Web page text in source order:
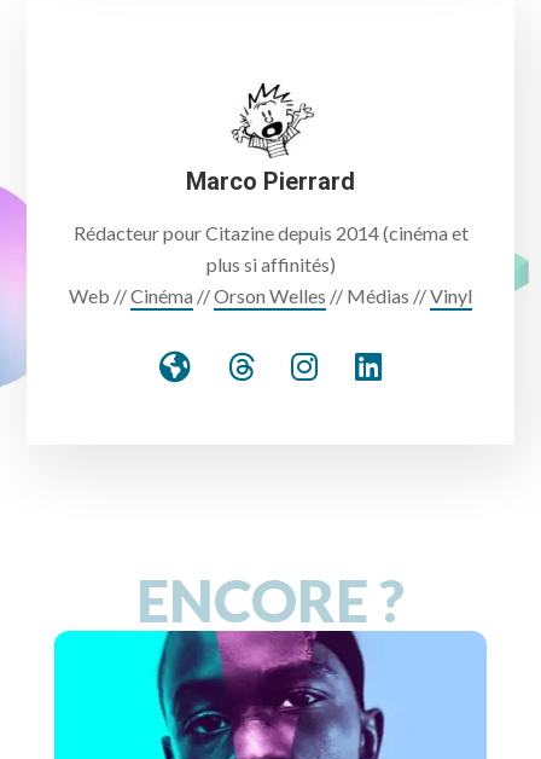
Marco Pierrard
Rédacteur pour Citazine depuis 2014 (cinéma et
plus si affinités)
Web //Cinéma //Orson Welles // Médias //Vinyl
ENCORE ?